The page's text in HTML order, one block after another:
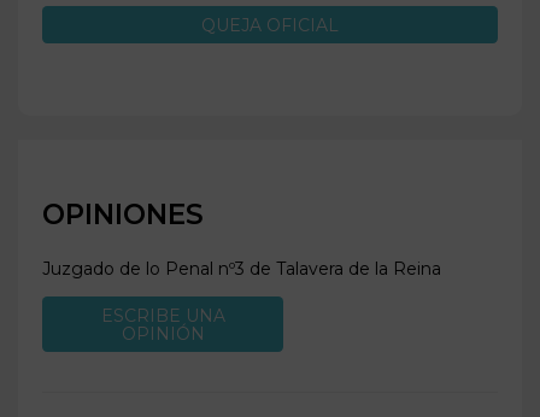
QUEJA OFICIAL
OPINIONES
Juzgado de lo Penal nº3 de Talavera de la Reina
ESCRIBE UNA
OPINIÓN